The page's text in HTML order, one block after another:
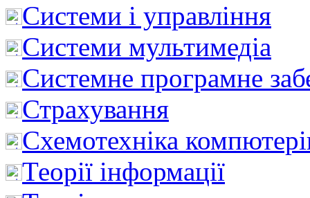
Системи і управління
Системи мультимедіа
Системне програмне
Страхування
Схемотехніка
Теорії інформації